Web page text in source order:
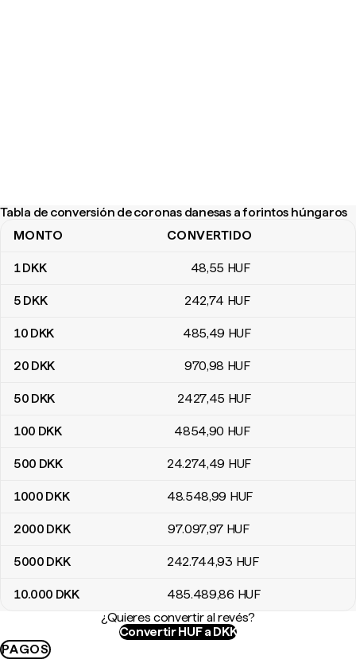
Tabla de conversión de coronas danesas a forintos húngaros
Tabla de conversión de coronas danesas a forintos húngaros
MONTO CONVERTIDO
1DKK 48,55 HUF
5 DKK 242,74 HUF
10 DKK 485,49 HUF
20 DKK 970,98 HUF
50 DKK 2427,45 HUF
100 DKK 4854,90 HUF
500 DKK 24.274,49 HUF
1000 DKK 48.548,99 HUF
2000 DKK 97.097,97 HUF
5000 DKK 242.744,93 HUF
10.000 DKK 485.489,86 HUF
¿Quieres convertir al revés?
Convertir HUF a DKK
PAGOS